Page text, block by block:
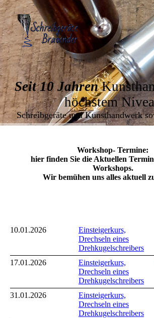
Seit 10 Jahren
höchstem
Schreibgeräte und Kunsthandwerk
Workshop- Termine:
hier finden Sie die Aktuellen
Workshops.
Wir bemühen uns alles aktuell
10.01.2026
Einsteigerkurs,
Drechseln eines
Drehkugelschreibers
17.01.2026
Einsteigerkurs,
Drechseln eines
Drehkugelschreibers
31.01.2026
Einsteigerkurs,
Drechseln eines
Drehkugelschreibers